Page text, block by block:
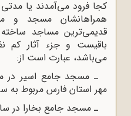
کجا فرود می‌آمدند یا
همراهانشان مسجد و
قدیمی‌ترین مساجد
می‌باشد، عبارت است از:
ـ مسجد جامع ‌اسیر در
مهر استان فارس مربوط به سال
ـ مسجد جامع بخارا در سال